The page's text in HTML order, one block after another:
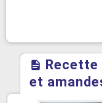
Recette
et